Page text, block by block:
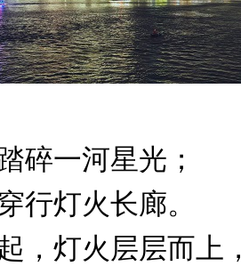
碎一河星光；
行灯火长廊。
，灯火层层而上，